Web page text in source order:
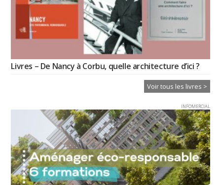
Livres – De Nancy à Corbu, quelle architecture d’ici ?
Voir tous les livres >
INFOMERCIAL